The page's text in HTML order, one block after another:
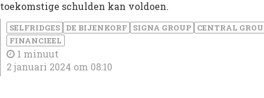
toekomstige schulden kan voldoen.
SELFRIDGES DE BIJENKORF SIGNA GROUP
CENTRAL
FINANCIEEL
1 minuut
2 januari 2024 om 08:10